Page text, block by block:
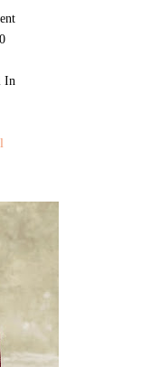
In